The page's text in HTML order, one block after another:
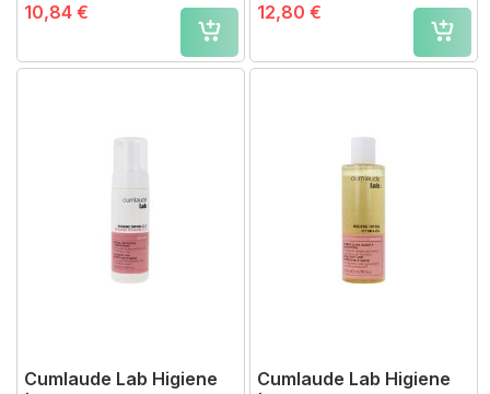
10,84 €
12,80 €
Cumlaude Lab Higiene
Cumlaude Lab Higiene